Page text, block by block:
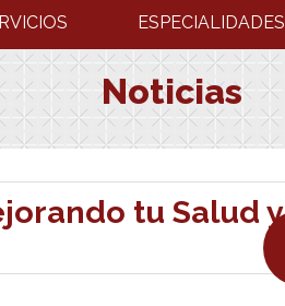
ESPECIALIDADES
Noticias
tu Salud y